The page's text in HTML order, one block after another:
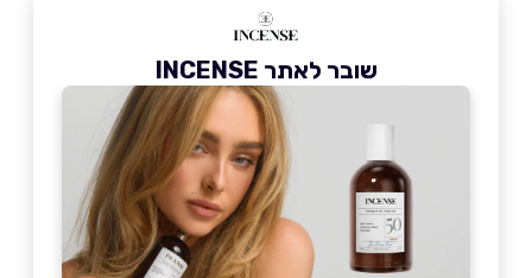
שובר לאתר INCENSE